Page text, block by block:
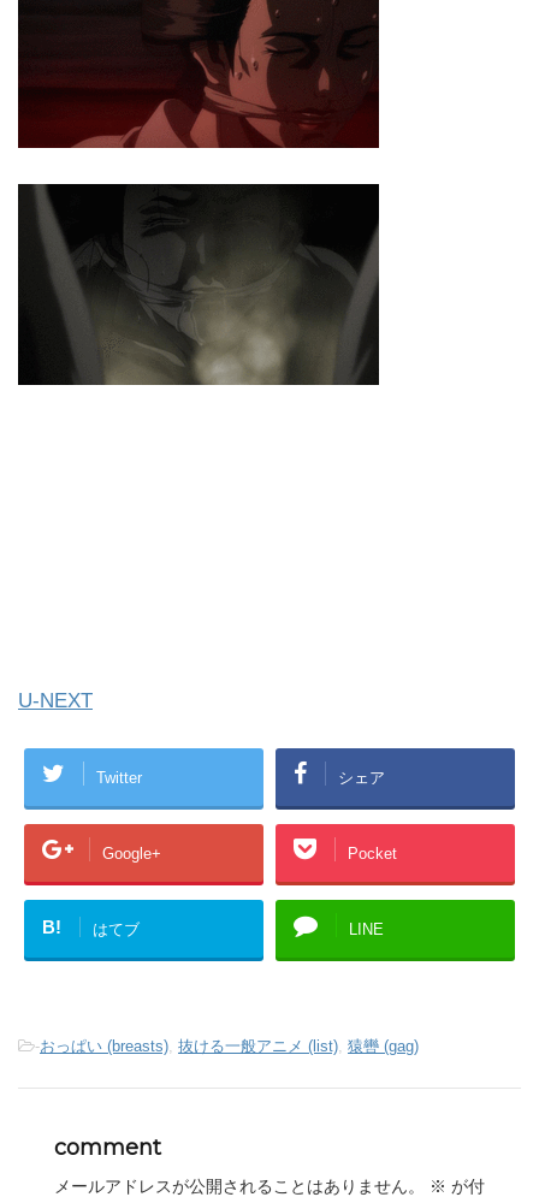
U-NEXT
Twitter シェア
Google+ Pocket
B! はてブ LINE
-おっぱい (breasts), 抜ける一般アニメ (list), 猿轡 (gag)
comment
メールアドレスが公開されることはありません。 ※ が付